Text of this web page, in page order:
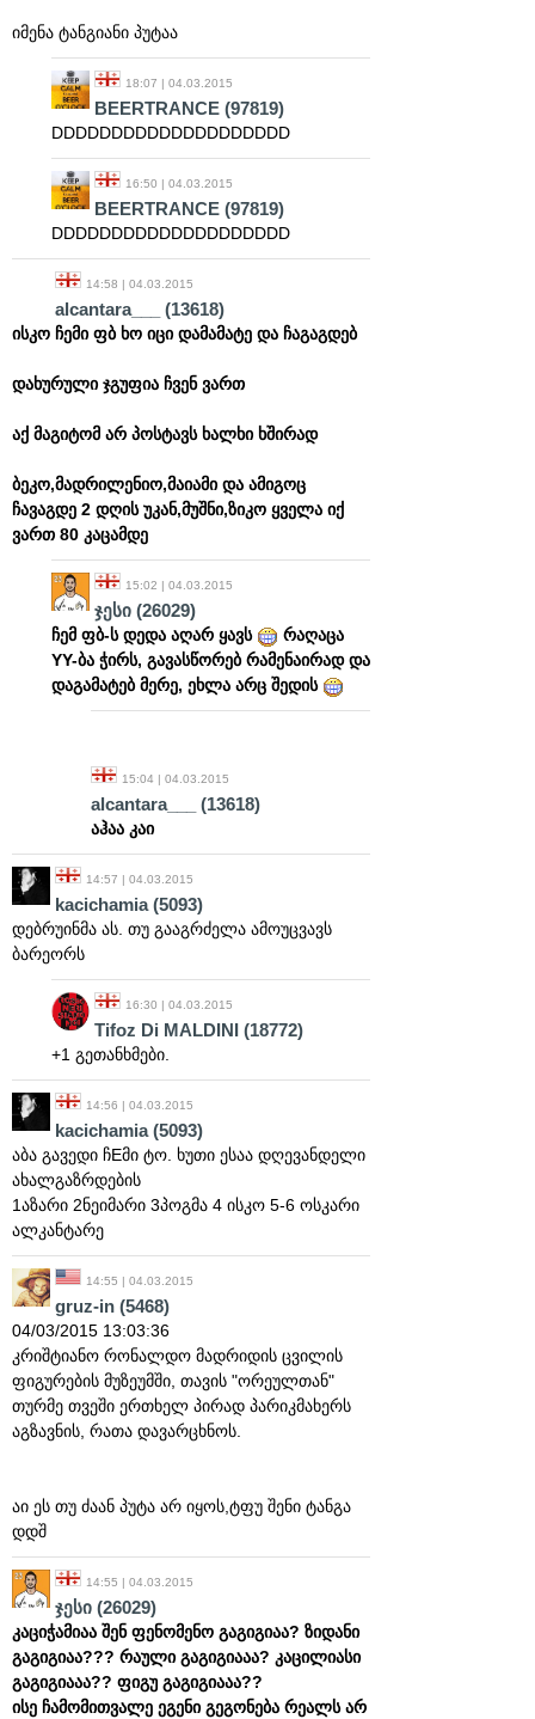
იმენა ტანგიანი პუტაა
18:07 | 04.03.2015
BEERTRANCE (97819)
DDDDDDDDDDDDDDDDDDDD
16:50 | 04.03.2015
BEERTRANCE (97819)
DDDDDDDDDDDDDDDDDDDD
14:58 | 04.03.2015
alcantara___ (13618)
ისკო ჩემი ფბ ხო იცი დამამატე და ჩაგაგდებ
დახურული ჯგუფია ჩვენ ვართ
აქ მაგიტომ არ პოსტავს ხალხი ხშირად
ბეკო,მადრილენიო,მაიამი და ამიგოც
ჩავაგდე 2 დღის უკან,მუშნი,ზიკო ყველა იქ
ვართ 80 კაცამდე
15:02 | 04.03.2015
ჯესი (26029)
ჩემ ფბ-ს დედა აღარ ყავს
რაღაცა
YY-ბა ჭირს, გავასწორებ რამენაირად და
დაგამატებ მერე, ეხლა არც შედის
15:04 | 04.03.2015
alcantara___ (13618)
აჰაა კაი
14:57 | 04.03.2015
kacichamia(5093)
დებრუინმა ას. თუ გააგრძელა ამოუცვავს
ბარეორს
16:30 | 04.03.2015
Tifoz Di MALDINI (18772)
+1 გეთანხმები.
14:56 | 04.03.2015
kacichamia(5093)
აბა გავედი ჩEმი ტო. ხუთი ესაა დღევანდელი
ახალგაზრდების
1აზარი 2ნეიმარი 3პოგმა 4 ისკო 5-6 ოსკარი
ალკანტარე
14:55 | 04.03.2015
gruz-in (5468)
04/03/2015 13:03:36
კრიშტიანო რონალდო მადრიდის ცვილის
ფიგურების მუზეუმში, თავის "ორეულთან"
თურმე თვეში ერთხელ პირად პარიკმახერს
აგზავნის, რათა დავარცხნოს.
აი ეს თუ ძაან პუტა არ იყოს,ტფუ შენი ტანგა
დდშ
14:55 | 04.03.2015
ჯესი (26029)
კაციჭამიაა შენ ფენომენო გაგიგიაა? ზიდანი
გაგიგიაა??? რაული გაგიგიააა? კაცილიასი
გაგიგიააა?? ფიგუ გაგიგიააა??
ისე ჩამომითვალე ეგენი გეგონება რეალს არ